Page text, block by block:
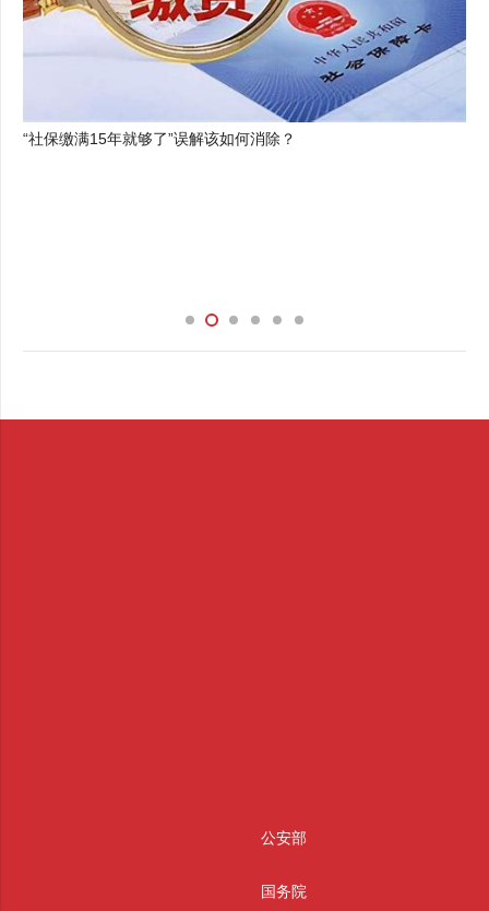
“社保缴满15年就够了”误解该如何消除？
公安部
国务院